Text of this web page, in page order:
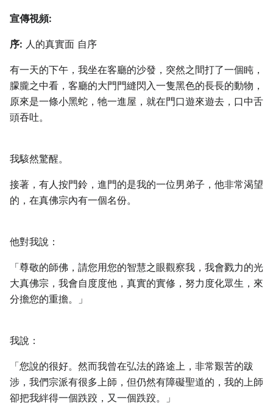
宣傳視頻:
序: 人的真實面 自序
有一天的下午，我坐在客廳的沙發，突然之間打了一個盹，
朦朧之中看，客廳的大門門縫閃入一隻黑色的長長的動物，
原來是一條小黑蛇，牠一進屋，就在門口遊來遊去，口中舌
頭吞吐。
我駭然驚醒。
接著，有人按門鈴，進門的是我的一位男弟子，他非常渴望
的，在真佛宗內有一個名份。
他對我說：
「尊敬的師佛，請您用您的智慧之眼觀察我，我會戮力的光
大真佛宗，我會自度度他，真實的實修，努力度化眾生，來
分擔您的重擔。」
我說：
「您說的很好。然而我曾在弘法的路途上，非常艱苦的跋
涉，我們宗派有很多上師，但仍然有障礙聖道的，我的上師
卻把我絆得一個跌跤，又一個跌跤。」